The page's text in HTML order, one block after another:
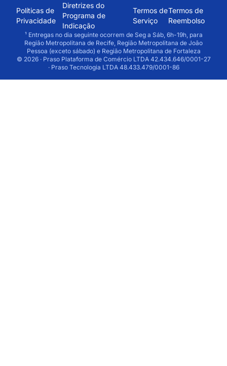
Políticas de
Privacidade
Diretrizes do
Programa de
Indicação
Termos de
Serviço
Termos de
Reembolso
¹ Entregas no dia seguinte ocorrem de Seg a Sáb, 6h-19h, para
Região Metropolitana de Recife, Região Metropolitana de João
Pessoa (exceto sábado) e Região Metropolitana de Fortaleza
© 2026 · Praso Plataforma de Comércio LTDA 42.434.646/0001-27
· Praso Tecnologia LTDA 48.433.479/0001-86